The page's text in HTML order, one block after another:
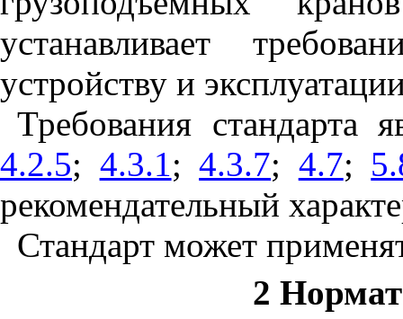
устанавливает
устройству и
Требования стандарта
4.2.5; 4.3.1;4.3.7; 4.7;
рекомендательный
Стандарт может
2